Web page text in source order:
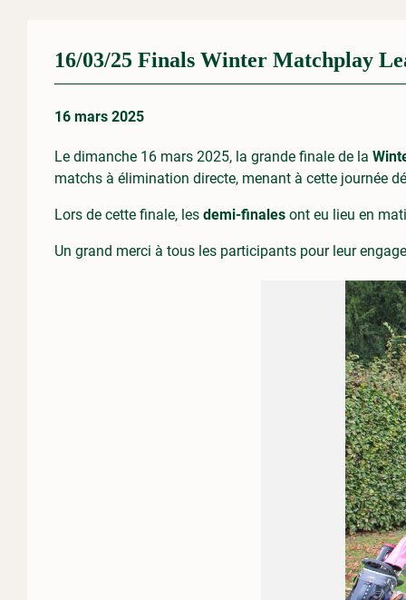
16/03/25 Finals Winter Matchplay
16 mars 2025
Le dimanche 16 mars 2025, la grande finale de la
matchs à élimination directe, menant à cette journée
Lors de cette finale, les demi-finales ont eu lieu en
Un grand merci à tous les participants pour leur